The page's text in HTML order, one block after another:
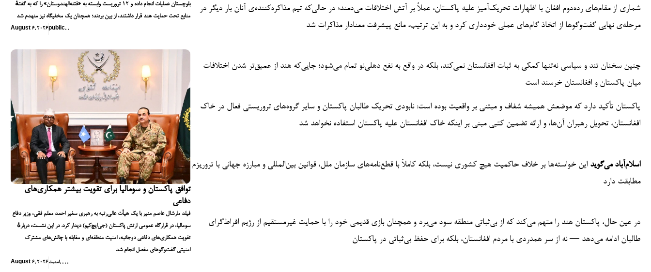
بلوچستان عملیات انجام داده و ۱۲ تروریست وابسته به «فتنه‌الهندوستان» را که به گفتهٔ
منابع تحت حمایت هند قرار داشتند، از بین بردند؛ همچنان یک مخفیگاه نیز منهدم شد
August 6, 2026 public, ,
توافق پاکستان و سومالیا برای تقویت بیشتر همکاری‌های
دفاعی
فیلد مارشال عاصم منیر با یک هیأت عالی‌رتبه به رهبری سفیر احمد معلم فقی، وزیر دفاع
سومالیا، در قرارگاه عمومی ارتش پاکستان (جی‌ایچ‌کیو) دیدار کرد. در این نشست، دربارهٔ
تقویت همکاری‌های دفاعی دوجانبه، امنیت منطقه‌ای و مقابله با چالش‌های مشترک
امنیتی گفت‌وگوهای مفصل انجام شد
August 6, 2026امنیت, , , ,
شماری از مقام‌های رده‌دوم افغان با اظهارات تحریک‌آمیز علیه پاکستان، عملاً بر آتش اختلافات می‌دمند؛ در حالی‌که تیم مذاکره‌کننده‌ی آنان بار دیگر در
مرحله‌ی نهایی گفت‌وگوها از اتخاذ گام‌های عملی خودداری کرد و به این ترتیب، مانع پیشرفت معنادار مذاکرات شد
چنین سخنان تند و سیاسی نه‌تنها کمکی به ثبات افغانستان نمی‌کند، بلکه در واقع به نفع دهلی‌نو تمام می‌شود؛ جایی‌که هند از عمیق‌تر شدن اختلافات
میان پاکستان و افغانستان خرسند است
پاکستان تأکید دارد که موضعش همیشه شفاف و مبتنی بر واقعیت بوده است: نابودی تحریک طالبان پاکستان و سایر گروه‌های تروریستی فعال در خاک
افغانستان، تحویل رهبران آن‌ها، و ارائه تضمین کتبی مبنی بر اینکه خاک افغانستان علیه پاکستان استفاده نخواهد شد
اسلام‌آباد می‌گوید این خواسته‌ها بر خلاف حاکمیت هیچ کشوری نیست، بلکه کاملاً با قطع‌نامه‌های سازمان ملل، قوانین بین‌المللی و مبارزه جهانی با تروریزم
مطابقت دارد
در عین حال، پاکستان هند را متهم می‌کند که از بی‌ثباتی منطقه سود می‌برد و همچنان بازی قدیمی خود را با حمایت غیرمستقیم از رژیم افراط‌گرای
طالبان ادامه می‌دهد — نه از سر همدردی با مردم افغانستان، بلکه برای حفظ بی‌ثباتی در پاکستان